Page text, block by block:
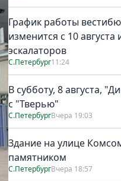
График работы
изменится с 10 августа
эскалаторов
С.Петербург11:24
В субботу, 8 августа,
с "Тверью"
С.ПетербургВчера 19:03
Здание на улице
памятником
С.ПетербургВчера 18:57